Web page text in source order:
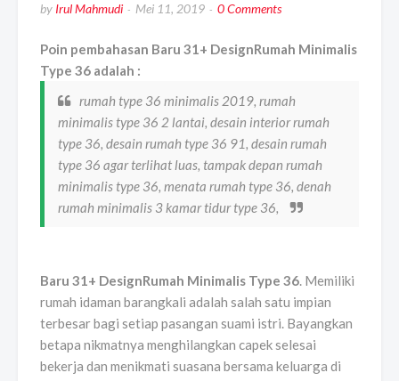
by Irul Mahmudi Mei 11, 2019 0 Comments
Poin pembahasan Baru 31+ DesignRumah Minimalis
Type 36 adalah :
rumah type 36 minimalis 2019, rumah
minimalis type 36 2 lantai, desain interior rumah
type 36, desain rumah type 36 91, desain rumah
type 36 agar terlihat luas, tampak depan rumah
minimalis type 36, menata rumah type 36, denah
rumah minimalis 3 kamar tidur type 36,
Baru 31+ DesignRumah Minimalis Type 36. Memiliki
rumah idaman barangkali adalah salah satu impian
terbesar bagi setiap pasangan suami istri. Bayangkan
betapa nikmatnya menghilangkan capek selesai
bekerja dan menikmati suasana bersama keluarga di